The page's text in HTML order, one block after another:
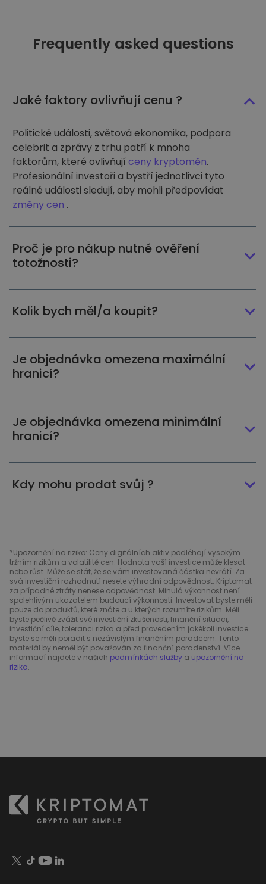
Frequently asked questions
Jaké faktory ovlivňují cenu ?
Politické události, světová ekonomika, podpora
celebrit a zprávy z trhu patří k mnoha
faktorům, které ovlivňují ceny kryptoměn.
Profesionální investoři a bystří jednotlivci tyto
reálné události sledují, aby mohli předpovídat
změny cen .
Proč je pro nákup nutné ověření
totožnosti?
Kolik bych měl/a koupit?
Je objednávka omezena maximální
hranicí?
Je objednávka omezena minimální
hranicí?
Kdy mohu prodat svůj ?
*Upozornění na riziko: Ceny digitálních aktiv podléhají vysokým
tržním rizikům a volatilitě cen. Hodnota vaší investice může klesat
nebo růst. Může se stát, že se vám investovaná částka nevrátí. Za
svá investiční rozhodnutí nesete výhradní odpovědnost. Kriptomat
za případné ztráty nenese odpovědnost. Minulá výkonnost není
spolehlivým ukazatelem budoucí výkonnosti. Investovat byste měli
pouze do produktů, které znáte a u kterých rozumíte rizikům. Měli
byste pečlivě zvážit své investiční zkušenosti, finanční situaci,
investiční cíle, toleranci rizika a před provedením jakékoli investice
byste se měli poradit s nezávislým finančním poradcem. Tento
materiál by neměl být považován za finanční poradenství. Více
informací najdete v našich podmínkách služby a upozornění na
rizika.